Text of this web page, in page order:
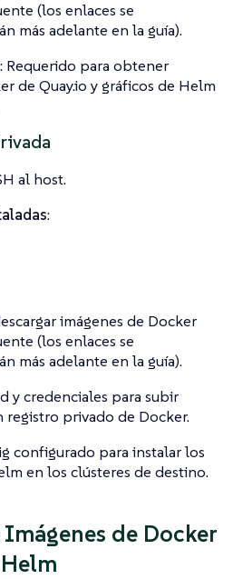
(los enlaces se
más adelante en la guía).
: Requerido para obtener
de Quay.io y gráficos de Helm
al host.
:
imágenes de Docker
(los enlaces se
más adelante en la guía).
y credenciales para subir
registro privado de Docker.
configurado para instalar los
en los clústeres de destino.
de Docker